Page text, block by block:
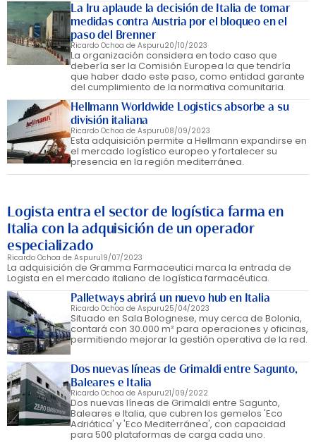
La Iru aplaude la decisión de Italia de tomar
medidas contra Austria por el bloqueo en el
paso del Brenner
Ricardo Ochoa de Aspuru20/10/2023
La organización considera en todo caso que
debería ser la Comisión Europea la que tendría
que haber dado este paso, como entidad garante
del cumplimiento de la normativa comunitaria.
Hellmann Worldwide Logistics absorbe a su
división italiana
Ricardo Ochoa de Aspuru08/09/2023
Esta adquisición permite a Hellmann expandirse en
el mercado logístico europeo y fortalecer su
presencia en la región mediterránea.
Logista entra el sector de logística farma en
Italia con la adquisición de un operador
especializado
Ricardo Ochoa de Aspuru19/07/2023
La adquisición de Gramma Farmaceutici marca la entrada de
Logista en el mercado italiano de logística farmacéutica.
Palletways abrirá un nuevo hub en Italia
Ricardo Ochoa de Aspuru25/04/2023
Situado en Sala Bolognese, muy cerca de Bolonia,
contará con 30.000 m² para operaciones y oficinas,
permitiendo mejorar la gestión operativa de la red.
Dos nuevas líneas de Grimaldi entre Sagunto,
Baleares e Italia
Ricardo Ochoa de Aspuru21/09/2022
Dos nuevas líneas de Grimaldi entre Sagunto,
Baleares e Italia, que cubren los gemelos 'Eco
Adriática' y 'Eco Mediterránea', con capacidad
para 500 plataformas de carga cada uno.